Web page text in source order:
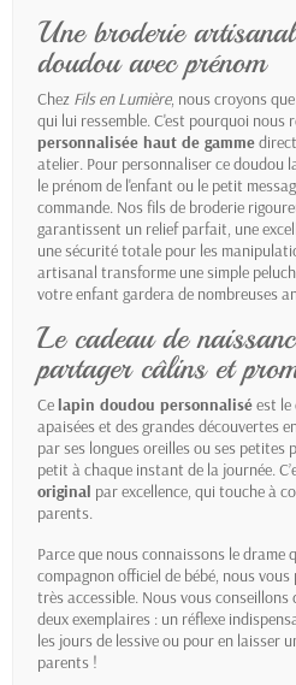
Une broderie
doudou avec prénom
Chez Fils en Lumière, nous croyons
qui lui ressemble. C'est pourquoi nous
personnalisée haut de gamme
atelier. Pour personnaliser ce doudou
le prénom de l'enfant ou le petit
commande. Nos fils de broderie
garantissent un relief parfait, une
une sécurité totale pour les
artisanal transforme une simple
votre enfant gardera de nombreuses
Le cadeau de
partager câlins et
Ce lapin doudou personnaliséest le
apaisées et des grandes découvertes
par ses longues oreilles ou ses
petit à chaque instant de la journée.
original par excellence, qui touche à
parents.
Parce que nous connaissons le drame
compagnon officiel de bébé, nous
très accessible. Nous vous conseillons
deux exemplaires : un réflexe
les jours de lessive ou pour en laisser
parents !